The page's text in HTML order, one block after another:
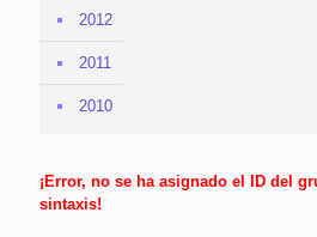
2012
2011
2010
¡Error, no se ha asignado el ID del
sintaxis!